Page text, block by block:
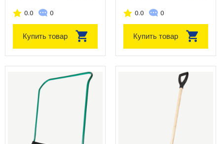
0.0 0
Купить товар
0.0 0
Купить товар